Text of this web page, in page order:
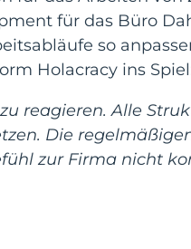
für das Büro
so
Holacracy ins
reagieren. Alle
Die
zur Firma nicht